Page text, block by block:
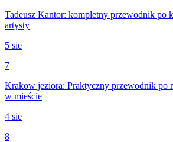
Tadeusz Kantor: kompletny przewodnik po
artysty
5 sie
7
Krakow jeziora: Praktyczny przewodnik po
w mieście
4 sie
8